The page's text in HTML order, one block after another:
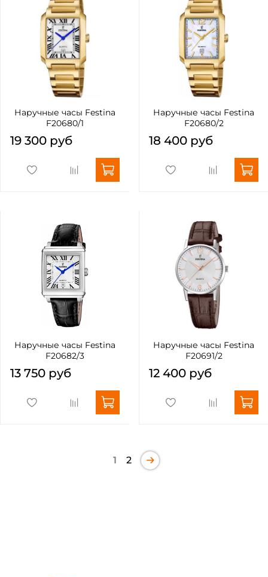
Наручные часы Festina
F20680/1
19 300 руб
Наручные часы Festina
F20680/2
18 400 руб
Наручные часы Festina
F20682/3
13 750 руб
Наручные часы Festina
F20691/2
12 400 руб
1 2